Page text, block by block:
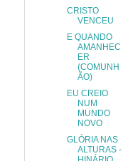
CRISTO
VENCEU
E QUANDO
AMANHEC
ER
(COMUNH
ÃO)
EU CREIO
NUM
MUNDO
NOVO
GLÓRIA NAS
ALTURAS -